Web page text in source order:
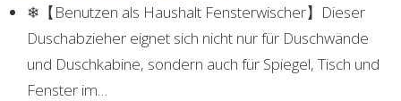
❄【Benutzen als Haushalt Fensterwischer】Dieser
Duschabzieher eignet sich nicht nur für Duschwände
und Duschkabine, sondern auch für Spiegel, Tisch und
Fenster im…